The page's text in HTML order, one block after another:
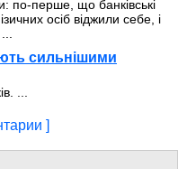
по-перше, що банківські
осіб віджили себе, і
сильнішими
...
]